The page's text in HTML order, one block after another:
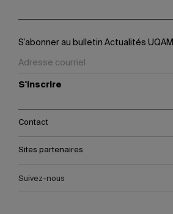
S’abonner au bulletin Actualités UQAM
S'inscrire
Contact
Sites partenaires
Suivez-nous